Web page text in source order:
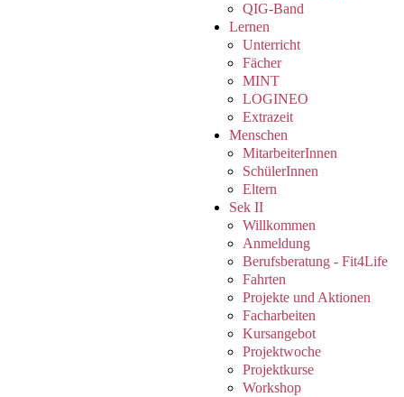
QIG-Band
Lernen
Unterricht
Fächer
MINT
LOGINEO
Extrazeit
Menschen
MitarbeiterInnen
SchülerInnen
Eltern
Sek II
Willkommen
Anmeldung
Berufsberatung - Fit4Life
Fahrten
Projekte und Aktionen
Facharbeiten
Kursangebot
Projektwoche
Projektkurse
Workshop